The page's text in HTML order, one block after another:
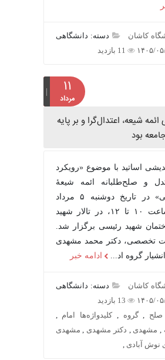
دسته: دانشگاهی
11 بازدید
مرداد
اعتدال‌گرا و بر پایه
با موضوع «رویکرد
ائمه شیعۀ
دوازده امامی» در تاریخ دوشنبه ۵ مرداد
۱۴۰۵، از ساعت ۱۰ تا ۱۲، در تالار شهید
رئیسی برگزار شد.
دکتر محمد مشهدی
گروه اد...
ادامه خبر
دسته: دانشگاهی
13 بازدید
گروه ,کلیدواژه‌ها امام,
,دکتر مشهدی,مشهدی
,